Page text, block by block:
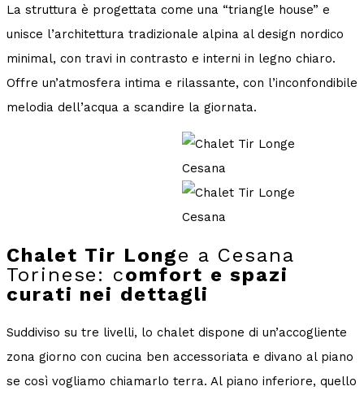
La struttura è progettata come una “triangle house” e
unisce l’architettura tradizionale alpina al design nordico
minimal, con travi in contrasto e interni in legno chiaro.
Offre un’atmosfera intima e rilassante, con l’inconfondibile
melodia dell’acqua a scandire la giornata.
Chalet Tir Longe a Cesana
Torinese: comfort e spazi
curati nei dettagli
Suddiviso su tre livelli, lo chalet dispone di un’accogliente
zona giorno con cucina ben accessoriata e divano al piano
se così vogliamo chiamarlo terra. Al piano inferiore, quello